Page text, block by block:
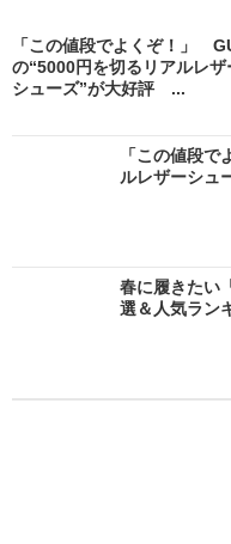
「この値段でよくぞ！」
の“5000円を切るリアルレザ
シューズ”が大好評 ...
「この値段
ルレザーシュ
春に履きたい
選＆人気ラン